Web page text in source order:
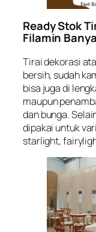
Ready Stok
Filamin
Tirai dekorasi
bersih, sudah
bisa juga di
maupun
dan bunga.
dipakai untuk
starlight,